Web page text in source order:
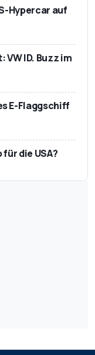
Hypercar auf
VW ID. Buzz im
E-Flaggschiff
die USA?